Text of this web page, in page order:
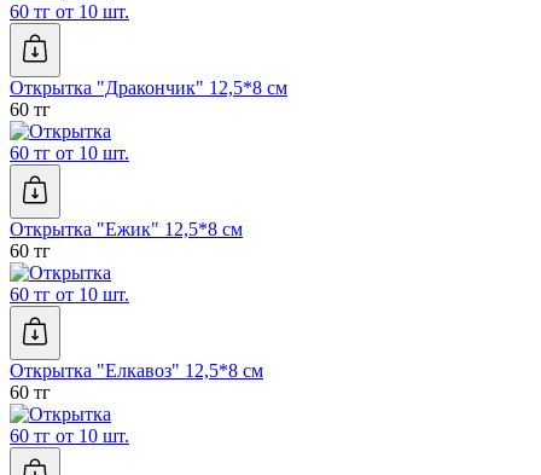
60 тг от 10 шт.
Открытка "Дракончик" 12,5*8 см
60 тг
60 тг от 10 шт.
Открытка "Ежик" 12,5*8 см
60 тг
60 тг от 10 шт.
Открытка "Елкавоз" 12,5*8 см
60 тг
60 тг от 10 шт.